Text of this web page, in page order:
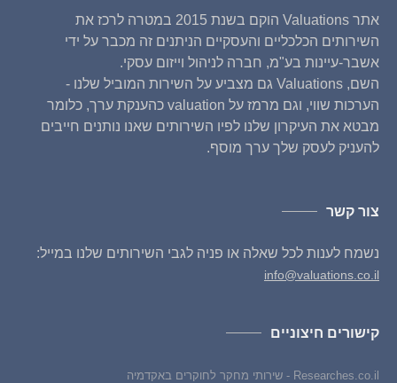
אתר Valuations הוקם בשנת 2015 במטרה לרכז את
השירותים הכלכליים והעסקיים הניתנים זה מכבר על ידי
אשבר-עיינות בע"מ, חברה לניהול וייזום עסקי.
השם, Valuations גם מצביע על השירות המוביל שלנו -
הערכות שווי, וגם מרמז על valuation כהענקת ערך, כלומר
מבטא את העיקרון שלנו לפיו השירותים שאנו נותנים חייבים
להעניק לעסק שלך ערך מוסף.
צור קשר
נשמח לענות לכל שאלה או פניה לגבי השירותים שלנו במייל:
info@valuations.co.il
קישורים חיצוניים
Researches.co.il - שירותי מחקר לחוקרים באקדמיה